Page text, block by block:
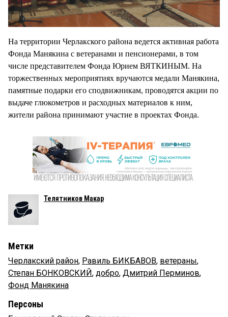
На территории Черлакского района ведется активная работа
Фонда Манякина с ветеранами и пенсионерами, в том
числе представителем Фонда Юрием ВЯТКИНЫМ. На
торжественных мероприятиях вручаются медали Манякина,
памятные подарки его сподвижникам, проводятся акции по
выдаче глюкометров и расходных материалов к ним,
жители района принимают участие в проектах Фонда.
Телятников Макар
Метки
Черлакский район, Равиль БИКБАВОВ, ветераны,
Степан БОНКОВСКИЙ, добро, Дмитрий Перминов,
Фонд Манякина
Персоны